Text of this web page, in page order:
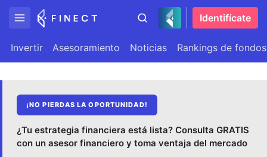
Identifícate
Invertir Asesoramiento Noticias Rankings de fondos
¡NO PIERDAS LA OPORTUNIDAD!
¿Tu estrategia financiera está lista? Consulta GRATIS
con un asesor financiero y toma ventaja del mercado